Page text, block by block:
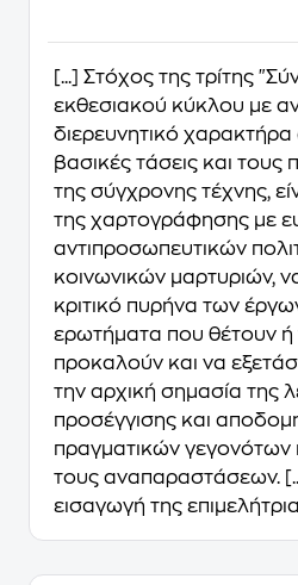
[...] Στόχος της τρίτης
εκθεσιακού κύκλου με
διερευνητικό χαρακτήρα
βασικές τάσεις και τους
της σύγχρονης τέχνης,
της χαρτογράφησης με
αντιπροσωπευτικών
κοινωνικών μαρτυριών,
κριτικό πυρήνα των
ερωτήματα που θέτουν ή
προκαλούν και να
την αρχική σημασία της
προσέγγισης και
πραγματικών γεγονότων
τους αναπαραστάσεων.
εισαγωγή της